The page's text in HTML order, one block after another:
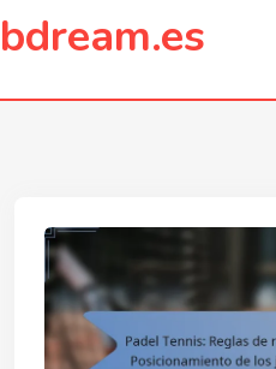
content
bdream.es